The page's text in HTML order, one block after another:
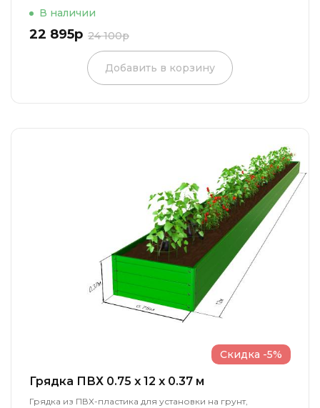
В наличии
22 895р 24 100р
Добавить в корзину
Грядка ПВХ 0.75 x 12 x 0.37 м
Грядка из ПВХ-пластика для установки на грунт,
Скидка -5%